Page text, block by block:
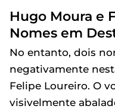
Hugo Moura e
Nomes em
No entanto, dois
negativamente
Felipe Loureiro. O
visivelmente